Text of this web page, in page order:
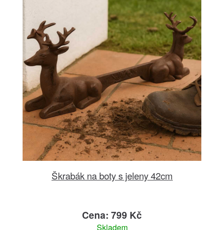
Škrabák na boty s jeleny 42cm
Cena: 799 Kč
Skladem